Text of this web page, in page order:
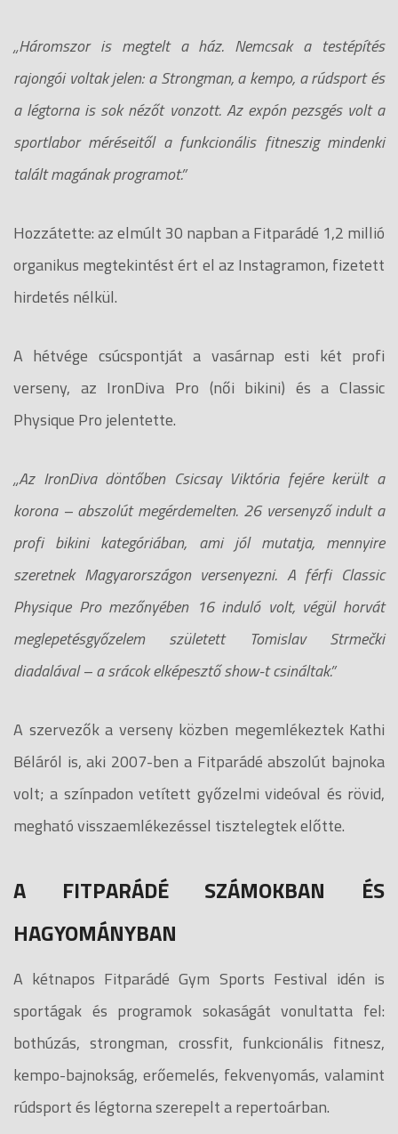
„Háromszor is megtelt a ház. Nemcsak a testépítés
rajongói voltak jelen: a Strongman, a kempo, a rúdsport és
a légtorna is sok nézőt vonzott. Az expón pezsgés volt a
sportlabor méréseitől a funkcionális fitneszig mindenki
talált magának programot.”
Hozzátette: az elmúlt 30 napban a Fitparádé 1,2 millió
organikus megtekintést ért el az Instagramon, fizetett
hirdetés nélkül.
A hétvége csúcspontját a vasárnap esti két profi
verseny, az IronDiva Pro (női bikini) és a Classic
Physique Pro jelentette.
„Az IronDiva döntőben Csicsay Viktória fejére került a
korona – abszolút megérdemelten. 26 versenyző indult a
profi bikini kategóriában, ami jól mutatja, mennyire
szeretnek Magyarországon versenyezni. A férfi Classic
Physique Pro mezőnyében 16 induló volt, végül horvát
meglepetésgyőzelem született Tomislav Strmečki
diadalával – a srácok elképesztő show-t csináltak.”
A szervezők a verseny közben megemlékeztek Kathi
Béláról is, aki 2007-ben a Fitparádé abszolút bajnoka
volt; a színpadon vetített győzelmi videóval és rövid,
megható visszaemlékezéssel tisztelegtek előtte.
A FITPARÁDÉ SZÁMOKBAN ÉS
HAGYOMÁNYBAN
A kétnapos Fitparádé Gym Sports Festival idén is
sportágak és programok sokaságát vonultatta fel:
bothúzás, strongman, crossfit, funkcionális fitnesz,
kempo-bajnokság, erőemelés, fekvenyomás, valamint
rúdsport és légtorna szerepelt a repertoárban.